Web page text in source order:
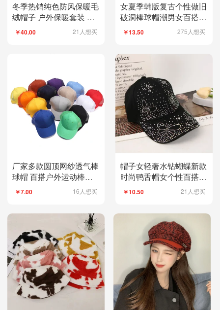
冬季热销纯色防风保暖毛
绒帽子 户外保暖套装 加
厚加绒女款盆帽
￥40.00 21人想买
女夏季韩版复古个性做旧
破洞棒球帽潮男女百搭软
顶遮阳款鸭舌帽
￥13.50 275人想买
厂家多款圆顶网纱透气棒
球帽 百搭户外运动棒球
帽帽弯檐遮阳帽
￥7.00 16人想买
帽子女轻奢水钻蝴蝶新款
时尚鸭舌帽女个性百搭休
闲洋气遮阳棒球帽
￥10.50 21人想买